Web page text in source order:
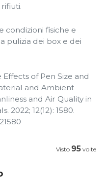
condizioni fisiche e
pulizia dei box e dei
of Pen Size and
and Ambient
and Air Quality in
2022; 12(12): 1580.
Visto 95 volte